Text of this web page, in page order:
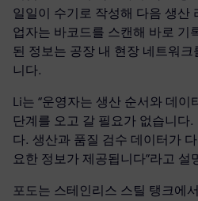
일일이 수기로 작성해 다음 생산
업자는 바코드를 스캔해 바로 기
된 정보는 공장 내 현장 네트워크
니다.
Li는 “운영자는 생산 순서와 데이
단계를 오고 갈 필요가 없습니다.
다. 생산과 품질 검수 데이터가
요한 정보가 제공됩니다”라고 설
포도는 스테인리스 스틸 탱크에